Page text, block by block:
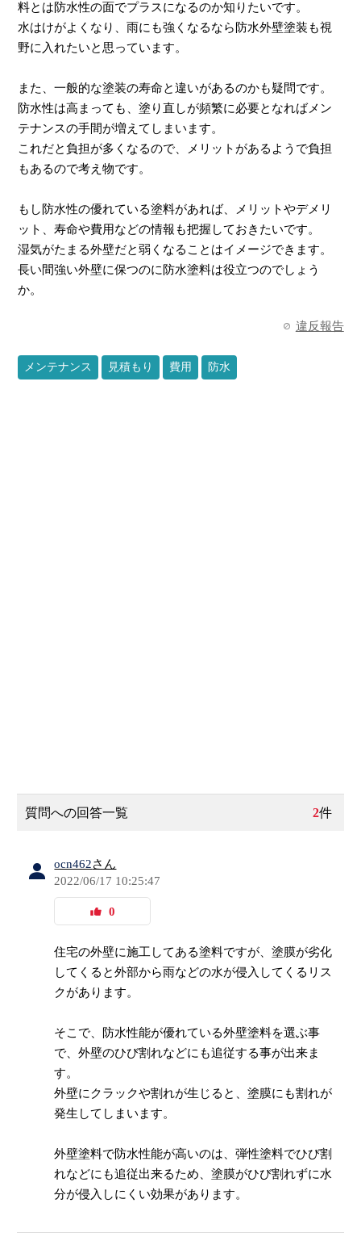
料とは防水性の面でプラスになるのか知りたいです。
水はけがよくなり、雨にも強くなるなら防水外壁塗装も視
野に入れたいと思っています。
また、一般的な塗装の寿命と違いがあるのかも疑問です。
防水性は高まっても、塗り直しが頻繁に必要となればメン
テナンスの手間が増えてしまいます。
これだと負担が多くなるので、メリットがあるようで負担
もあるので考え物です。
もし防水性の優れている塗料があれば、メリットやデメリ
ット、寿命や費用などの情報も把握しておきたいです。
湿気がたまる外壁だと弱くなることはイメージできます。
長い間強い外壁に保つのに防水塗料は役立つのでしょう
か。
違反報告
メンテナンス 見積もり 費用 防水
質問への回答一覧 2件
ocn462さん
2022/06/17 10:25:47
0
住宅の外壁に施工してある塗料ですが、塗膜が劣化
してくると外部から雨などの水が侵入してくるリス
クがあります。
そこで、防水性能が優れている外壁塗料を選ぶ事
で、外壁のひび割れなどにも追従する事が出来ま
す。
外壁にクラックや割れが生じると、塗膜にも割れが
発生してしまいます。
外壁塗料で防水性能が高いのは、弾性塗料でひび割
れなどにも追従出来るため、塗膜がひび割れずに水
分が侵入しにくい効果があります。